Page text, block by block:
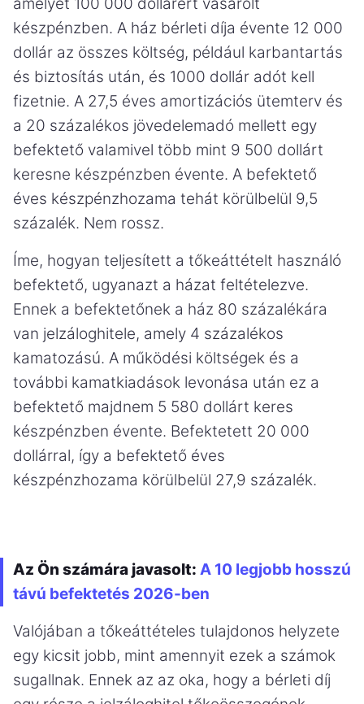
készpénzben. A ház bérleti díja évente 12 000
dollár az összes költség, például karbantartás
és biztosítás után, és 1000 dollár adót kell
fizetnie. A 27,5 éves amortizációs ütemterv és
a 20 százalékos jövedelemadó mellett egy
befektető valamivel több mint 9 500 dollárt
keresne készpénzben évente. A befektető
éves készpénzhozama tehát körülbelül 9,5
százalék. Nem rossz.
Íme, hogyan teljesített a tőkeáttételt használó
befektető, ugyanazt a házat feltételezve.
Ennek a befektetőnek a ház 80 százalékára
van jelzáloghitele, amely 4 százalékos
kamatozású. A működési költségek és a
további kamatkiadások levonása után ez a
befektető majdnem 5 580 dollárt keres
készpénzben évente. Befektetett 20 000
dollárral, így a befektető éves
készpénzhozama körülbelül 27,9 százalék.
Az Ön számára javasolt: A 10 legjobb hosszú
távú befektetés 2026-ben
Valójában a tőkeáttételes tulajdonos helyzete
egy kicsit jobb, mint amennyit ezek a számok
sugallnak. Ennek az az oka, hogy a bérleti díj